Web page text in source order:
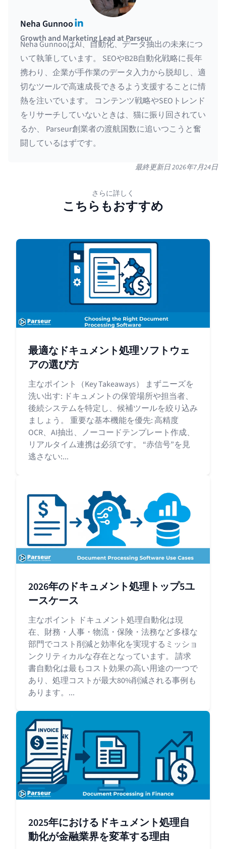
Neha GunnooLinkedIn
Growth and Marketing Lead at Parseur
Neha GunnooはAI、自動化、データ抽出の未来につ
いて執筆しています。 SEOやB2B自動化戦略に長年
携わり、企業が手作業のデータ入力から脱却し、適
切なツールで高速成長できるよう支援することに情
熱を注いでいます。 コンテンツ戦略やSEOトレンド
をリサーチしていないときは、猫に振り回されてい
るか、 Parseur創業者の渡航国数に追いつこうと奮
闘しているはずです。
最終更新日2026年7月24日
さらに詳しく
こちらもおすすめ
最適なドキュメント処理ソフトウェ
アの選び方
主なポイント（Key Takeaways） まずニーズを
洗い出す: ドキュメントの保管場所や担当者、
後続システムを特定し、候補ツールを絞り込み
ましょう。 重要な基本機能を優先: 高精度
OCR、AI抽出、ノーコードテンプレート作成、
リアルタイム連携は必須です。 “赤信号”を見
逃さない:...
2026年のドキュメント処理トップ5ユ
ースケース
主なポイント ドキュメント処理自動化は現
在、財務・人事・物流・保険・法務など多様な
部門でコスト削減と効率化を実現するミッショ
ンクリティカルな存在となっています。 請求
書自動化は最もコスト効果の高い用途の一つで
あり、処理コストが最大80%削減される事例も
あります。...
2025年におけるドキュメント処理自
動化が金融業界を変革する理由